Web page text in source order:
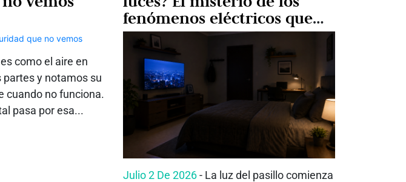
como el aire en
y notamos su
cuando no funciona.
pasa por esa...
fenómenos eléctricos que
muchas familias relacionan
con visitas espirituales
Julio 2 De 2026- La luz del pasillo comienza